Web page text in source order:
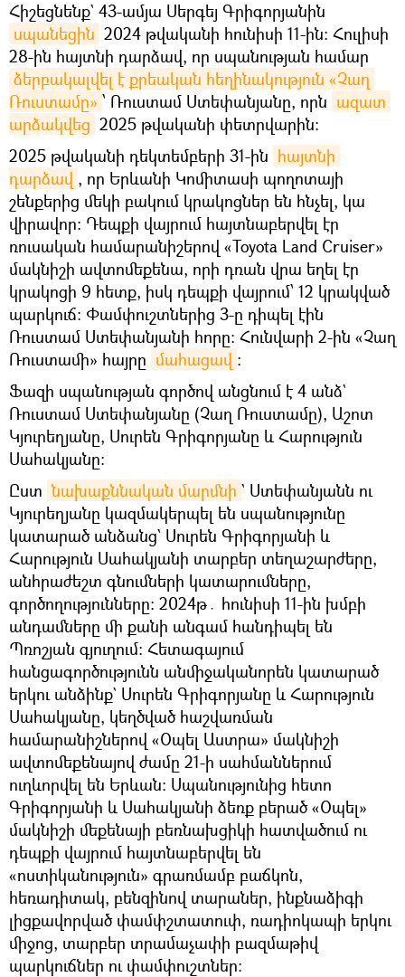
Հիշեցնենք` 43-ամյա Սերգեյ Գրիգորյանին
սպանեցին 2024 թվականի հունիսի 11-ին։ Հուլիսի
28-ին հայտնի դարձավ, որ սպանության համար
ձերբակալվել է քրեական հեղինակություն «Չաղ
Ռուստամը» ՝ Ռուստամ Ստեփանյանը, որն ազատ
արձակվեց 2025 թվականի փետրվարին։
2025 թվականի դեկտեմբերի 31-ին հայտնի
դարձավ , որ Երևանի Կոմիտասի պողոտայի
շենքերից մեկի բակում կրակոցներ են հնչել, կա
վիրավոր։ Դեպքի վայրում հայտնաբերվել էր
ռուսական համարանիշերով «Toyota Land Cruiser»
մակնիշի ավտոմեքենա, որի դռան վրա եղել էր
կրակոցի 9 հետք, իսկ դեպքի վայրում՝ 12 կրակված
պարկուճ։ Փամփուշտներից 3-ը դիպել էին
Ռուստամ Ստեփանյանի հորը։ Հունվարի 2-ին «Չաղ
Ռուստամի» հայրը մահացավ ։
Ֆազի սպանության գործով անցնում է 4 անձ`
Ռուստամ Ստեփանյանը (Չաղ Ռուստամը), Աշոտ
Կյուրեղյանը, Սուրեն Գրիգորյանը և Հարություն
Սահակյանը։
Ըստ նախաքննական մարմնի ` Ստեփանյանն ու
Կյուրեղյանը կազմակերպել են սպանությունը
կատարած անձանց` Սուրեն Գրիգորյանի և
Հարություն Սահակյանի տարբեր տեղաշարժերը,
անհրաժեշտ գնումների կատարումները,
գործողությունները: 2024թ․ հունիսի 11-ին խմբի
անդամները մի քանի անգամ հանդիպել են
Պռոշյան գյուղում։ Հետագայում
հանցագործությունն անմիջականորեն կատարած
երկու անձինք` Սուրեն Գրիգորյանը և Հարություն
Սահակյանը, կեղծված հաշվառման
համարանիշներով «Օպել Աստրա» մակնիշի
ավտոմեքենայով ժամը 21-ի սահմաններում
ուղևորվել են Երևան։ Սպանությունից հետո
Գրիգորյանի և Սահակյանի ձեռք բերած «Օպել»
մակնիշի մեքենայի բեռնախցիկի հատվածում ու
դեպքի վայրում հայտնաբերվել են
«ոստիկանություն» գրառմամբ բաճկոն,
հեռադիտակ, բենզինով տարաներ, ինքնաձիգի
լիցքավորված փամփշտատուփ, ռադիոկապի երկու
միջոց, տարբեր տրամաչափի բազմաթիվ
պարկուճներ ու փամփուշտներ: